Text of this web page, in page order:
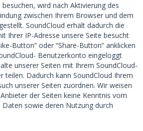
wird nach Aktivierung des
zwischen Ihrem Browser und dem
SoundCloud erhält dadurch die
Ihrer IP-Adresse unsere Seite besucht
Button” oder “Share-Button” anklicken
Benutzerkonto eingeloggt
unserer Seiten mit Ihrem SoundCloud-
teilen. Dadurch kann SoundCloud Ihrem
unserer Seiten zuordnen. Wir weisen
der Seiten keine Kenntnis vom
sowie deren Nutzung durch